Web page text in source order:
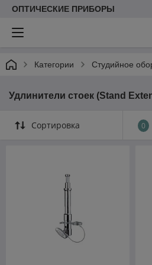
ОПТИЧЕСКИЕ ПРИБОРЫ
Категории Студийное
Удлинители стоек (Stand
Сортировка 0